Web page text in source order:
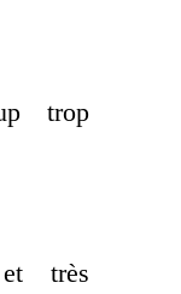
trop
très